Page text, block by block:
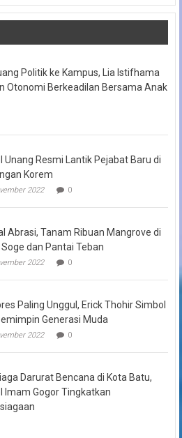
Politik ke Kampus, Lia Istifhama
Otonomi Berkeadilan Bersama Anak
Unang Resmi Lantik Pejabat Baru di
Korem
2022 0
Abrasi, Tanam Ribuan Mangrove di
dan Pantai Teban
2022 0
Paling Unggul, Erick Thohir Simbol
Generasi Muda
2022 0
Darurat Bencana di Kota Batu,
Imam Gogor Tingkatkan